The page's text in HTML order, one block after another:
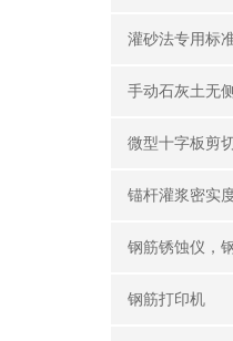
手动石灰土无
微型十字板剪
锚杆灌浆密实
钢筋锈蚀仪，
钢筋打印机